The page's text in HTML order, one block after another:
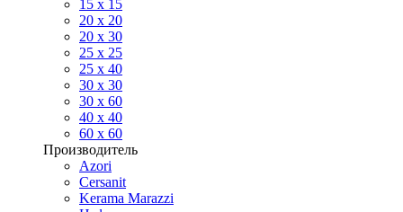
15 x 15
20 х 20
20 x 30
25 x 25
25 x 40
30 x 30
30 х 60
40 х 40
60 х 60
Производитель
Azori
Cersanit
Kerama Marazzi